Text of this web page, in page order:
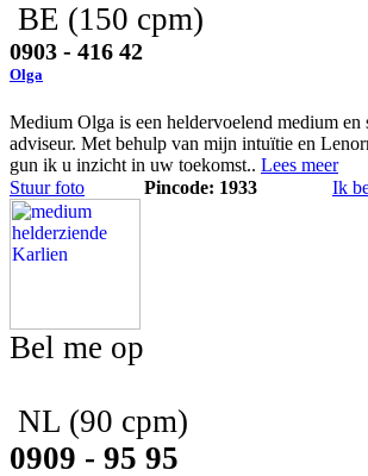
BE (150 cpm)
0903 - 416 42
Olga
Medium Olga is een heldervoelend medium en
adviseur. Met behulp van mijn intuïtie en
gun ik u inzicht in uw toekomst.. Lees meer
Stuur foto
Pincode: 1933 Ik
Bel me op
NL (90 cpm)
0909 - 95 95